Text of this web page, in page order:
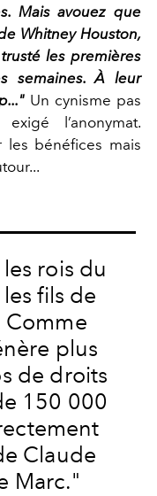
Mais avouez que
Whitney Houston,
les premières
semaines. À leur
Un cynisme pas
l’anonymat.
les bénéfices mais
rois du
fils de
Comme
plus
de droits
150 000
Claude
Marc."